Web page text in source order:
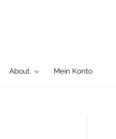
About Mein Konto